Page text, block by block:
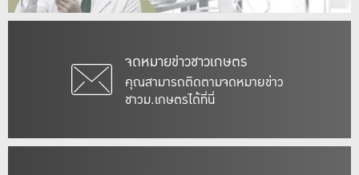
จดหมายข่าวชาวเกษตร
คุณสามารถติดตามจดหมายข่าว
ชาวม.เกษตรได้ที่นี่